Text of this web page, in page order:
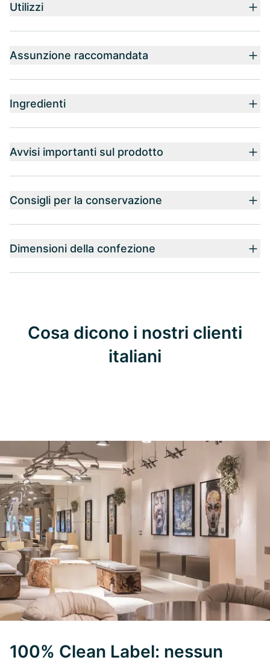
Utilizzi
Assunzione raccomandata
Ingredienti
Avvisi importanti sul prodotto
Consigli per la conservazione
Dimensioni della confezione
Cosa dicono i nostri clienti
italiani
100% Clean Label: nessun